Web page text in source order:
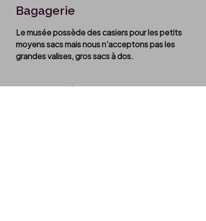
Bagagerie
Le musée possède des casiers pour les petits
moyens sacs mais nous n'acceptons pas les
grandes valises, gros sacs à dos.
A 5min du musée se trouve la "conciergerie", située